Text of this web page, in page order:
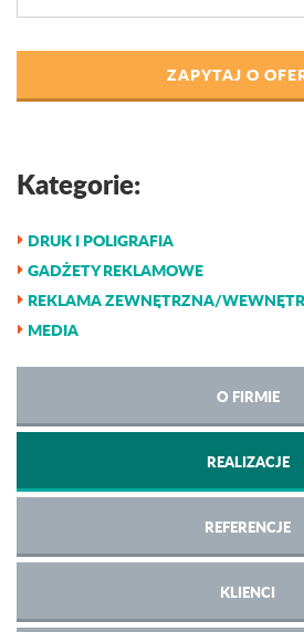
ZAPYTAJ O
Kategorie:
DRUK I POLIGRAFIA
GADŻETY REKLAMOWE
REKLAMA ZEWNĘTRZNA/
MEDIA
O FIRMIE
REALIZACJE
REFERENCJE
KLIENCI